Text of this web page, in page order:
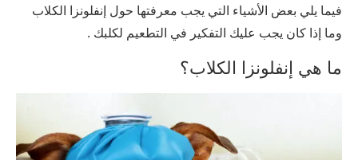
فيما يلي بعض الأشياء التي يجب معرفتها حول إنفلونزا الكلاب
وما إذا كان يجب عليك التفكير في التطعيم لكلبك .
ما هي إنفلونزا الكلاب؟